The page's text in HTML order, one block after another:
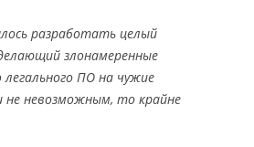
разработать целый
злонамеренные
ПО на чужие
невозможным, то крайне